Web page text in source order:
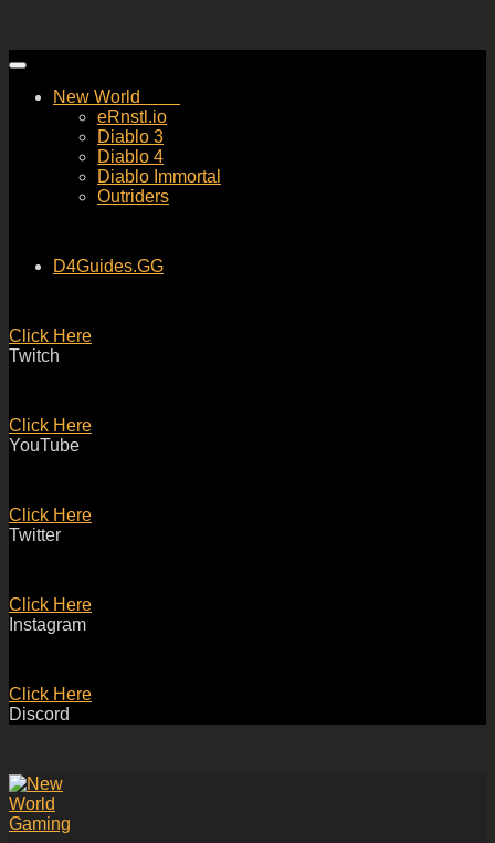
Skip
contentNew World
eRnstl.io
Diablo 3
Diablo 4
Diablo Immortal
Outriders
D4Guides.GG
Click Here
Twitch
Click Here
YouTube
Click Here
Twitter
Click Here
Instagram
Click Here
Discord